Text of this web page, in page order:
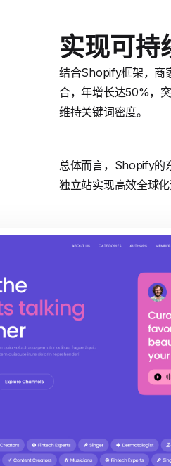
实现可持
结合Shopify框架，商
合，年增长达50%，
维持关键词密度。
总体而言，Shopify的
独立站实现高效全球